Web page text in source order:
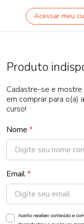
Acessar meu
Produto
Cadastre-se e
em comprar para o(a)
curso!
Nome *
Email*
Aceito receber conteúdo e